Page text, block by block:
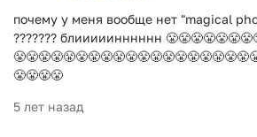
почему у меня вообще нет "magical
??????? блииииинннннн
😤😤😤😤
5 лет назад